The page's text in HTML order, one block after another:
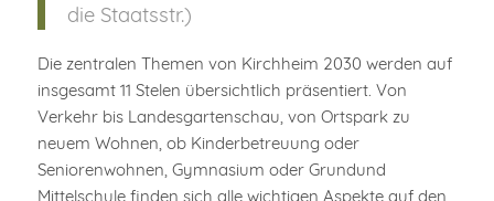
die Staatsstr.)
Die zentralen Themen von Kirchheim 2030 werden auf
insgesamt 11 Stelen übersichtlich präsentiert. Von
Verkehr bis Landesgartenschau, von Ortspark zu
neuem Wohnen, ob Kinderbetreuung oder
Seniorenwohnen, Gymnasium oder Grundund
Mittelschule finden sich alle wichtigen Aspekte auf den